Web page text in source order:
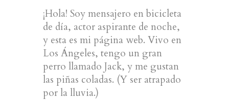
¡Hola! Soy mensajero en bicicleta
de día, actor aspirante de noche,
y esta es mi página web. Vivo en
Los Ángeles, tengo un gran
perro llamado Jack, y me gustan
las piñas coladas. (Y ser atrapado
por la lluvia.)